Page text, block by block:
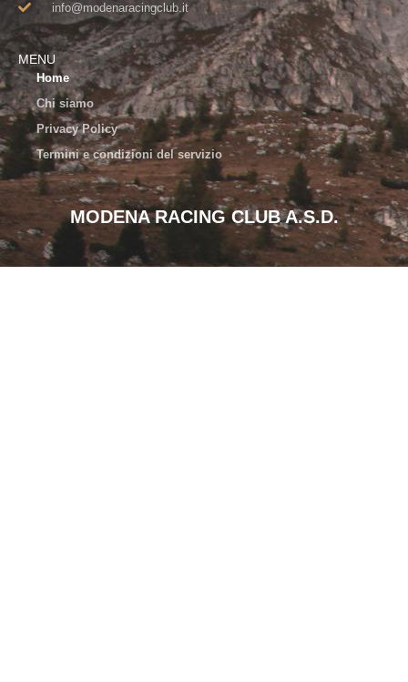
info@modenaracingclub.it​
MENU
Home
Chi siamo
Privacy Policy
Termini e condizioni del servizio
MODENA RACING CLUB A.S.D.